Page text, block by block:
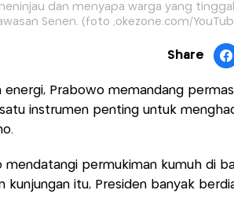
dan menyapa warga yang
Senen. (foto ;okezone.com/
Share
energi, Prabowo memandang
instrumen penting untuk
mendatangi permukiman kumuh di
kunjungan itu, Presiden banyak